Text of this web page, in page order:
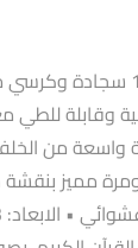
*مميزات سجادة صلاة
وقابلة
من
مميز بنقشة